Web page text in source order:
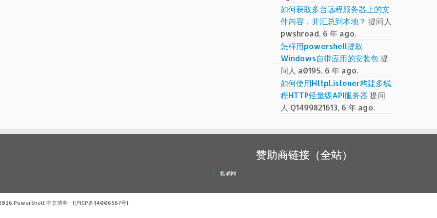
如何获取多台远程服务器上的文
件内容，并汇总到本地？ 提问人
pwshroad, 6 年 ago.
怎样用powershell提取
Windows自带应用的安装包提
问人 a0195, 6 年 ago.
如何使用HttpListener构建多线
程HTTP轻量级API服务器 提问
人 Q1499821613, 6 年 ago.
赞助商链接（全站）
雅诵网
PowerShell 中文博客 · [沪ICP备14006567号] ·